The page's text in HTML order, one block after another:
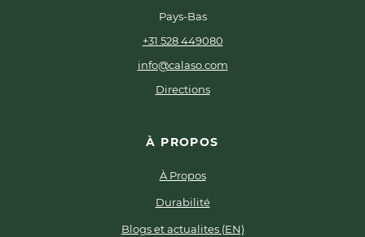
Pays-Bas
+31 528 449080
info@calaso.com
Directions
À PROPOS
À Propos
Durabilité
Blogs et actualites (EN)